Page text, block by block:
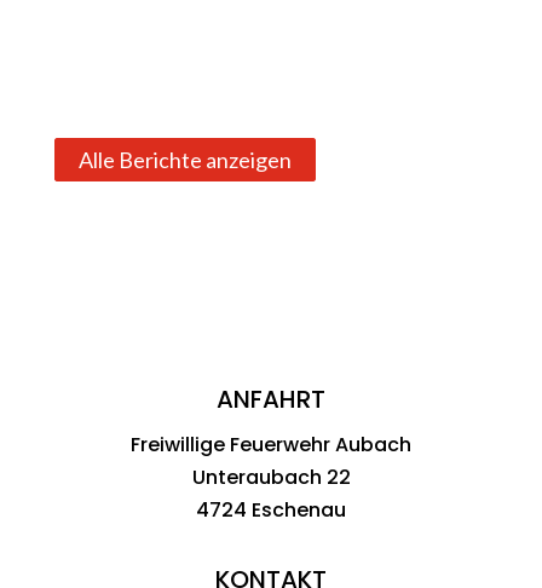
Alle Berichte anzeigen
ANFAHRT
Freiwillige Feuerwehr Aubach
Unteraubach 22
4724 Eschenau
KONTAKT